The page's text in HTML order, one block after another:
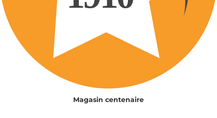
Magasin centenaire